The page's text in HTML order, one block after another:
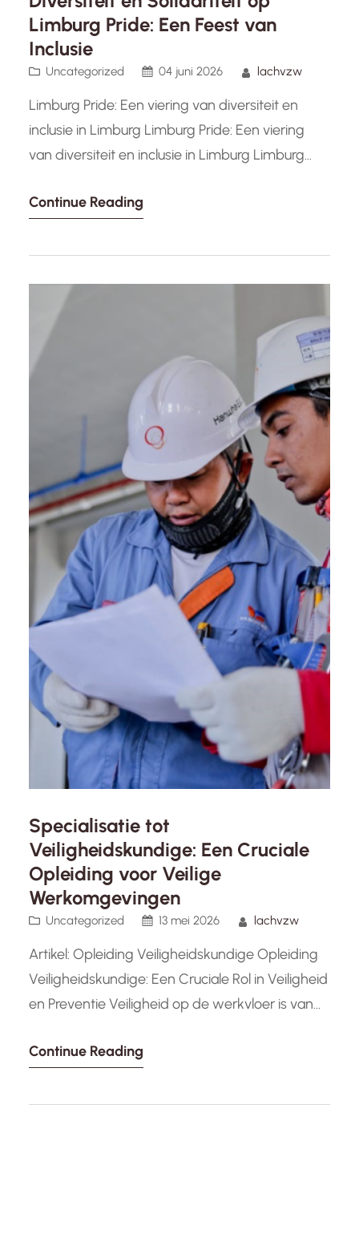
Limburg Pride: Een Feest van
Inclusie
Uncategorized 04 juni 2026 lachvzw
Limburg Pride: Een viering van diversiteit en
inclusie in Limburg Limburg Pride: Een viering
van diversiteit en inclusie in Limburg Limburg
gemeenschap en haar bondgenoten
inclusie te vieren. Het is een kleurrijke en
Continue Reading
Specialisatie tot
Veiligheidskundige: Een Cruciale
Opleiding voor Veilige
Werkomgevingen
Uncategorized 13 mei 2026 lachvzw
Artikel: Opleiding Veiligheidskundige Opleiding
Veiligheidskundige: Een Cruciale Rol in Veiligheid
en Preventie Veiligheid op de werkvloer is van
werkgevers. Een veiligheidskundige speelt een
werkomgeving en het voorkomen van
Continue Reading